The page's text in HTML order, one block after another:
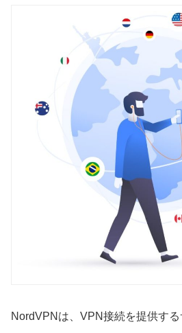
NordVPNは、VPN接続を提供する